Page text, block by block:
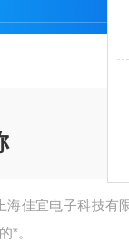
佳宜电子科技有
*。